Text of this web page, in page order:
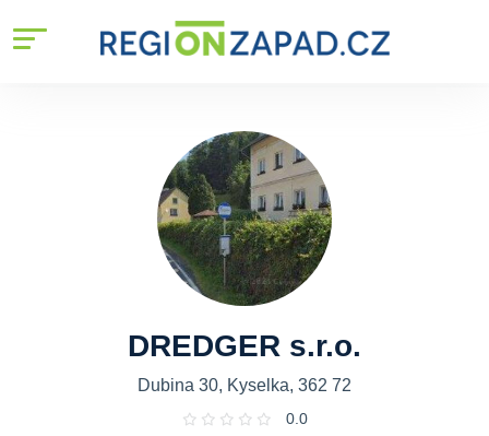
DREDGER s.r.o.
Dubina 30, Kyselka, 362 72
0.0